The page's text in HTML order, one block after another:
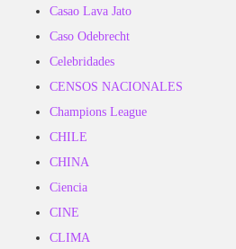
Casao Lava Jato
Caso Odebrecht
Celebridades
CENSOS NACIONALES
Champions League
CHILE
CHINA
Ciencia
CINE
CLIMA